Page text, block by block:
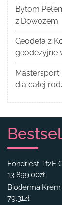
Bytom
z Dowozem
Geodeta z
geodezyjne
Mastersport
dla całej
Fondriest Tf2E
13 899.00zł
Bioderma
79.31zł